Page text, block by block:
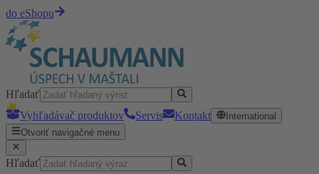
do eShopu
Hľadať
Vyhľadávač produktov
Servis Kontakt
International
Otvoriť navigačné menu
Hľadať